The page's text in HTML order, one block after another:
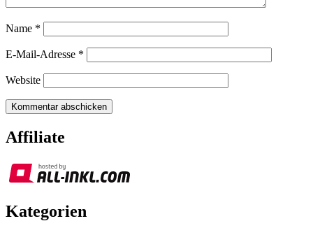
Name *
E-Mail-Adresse *
Website
Affiliate
Kategorien